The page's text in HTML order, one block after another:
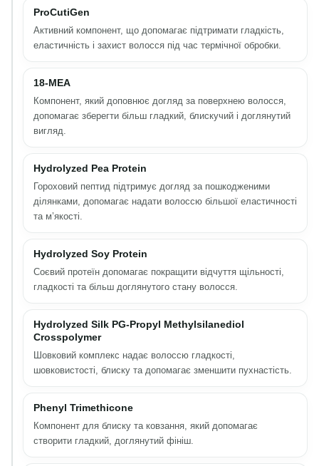
ProCutiGen
Активний компонент, що допомагає підтримати гладкість,
еластичність і захист волосся під час термічної обробки.
18-MEA
Компонент, який доповнює догляд за поверхнею волосся,
допомагає зберегти більш гладкий, блискучий і доглянутий
вигляд.
Hydrolyzed Pea Protein
Гороховий пептид підтримує догляд за пошкодженими
ділянками, допомагає надати волоссю більшої еластичності
та м’якості.
Hydrolyzed Soy Protein
Соєвий протеїн допомагає покращити відчуття щільності,
гладкості та більш доглянутого стану волосся.
Hydrolyzed Silk PG-Propyl Methylsilanediol
Crosspolymer
Шовковий комплекс надає волоссю гладкості,
шовковистості, блиску та допомагає зменшити пухнастість.
Phenyl Trimethicone
Компонент для блиску та ковзання, який допомагає
створити гладкий, доглянутий фініш.